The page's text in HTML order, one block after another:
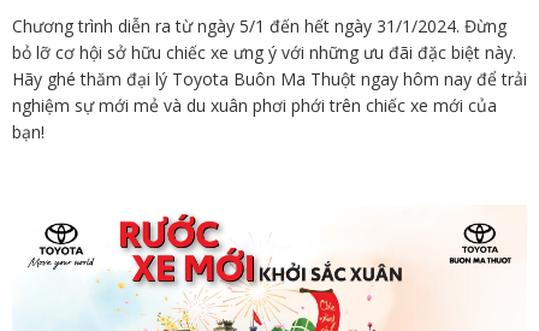
Chương trình diễn ra từ ngày 5/1 đến hết ngày 31/1/2024. Đừng
bỏ lỡ cơ hội sở hữu chiếc xe ưng ý với những ưu đãi đặc biệt này.
Hãy ghé thăm đại lý Toyota Buôn Ma Thuột ngay hôm nay để trải
nghiệm sự mới mẻ và du xuân phơi phới trên chiếc xe mới của
bạn!